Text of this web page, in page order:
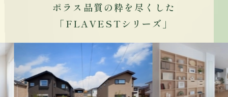
ポラス品質の粋を尽くした
「FLAVESTシリーズ」